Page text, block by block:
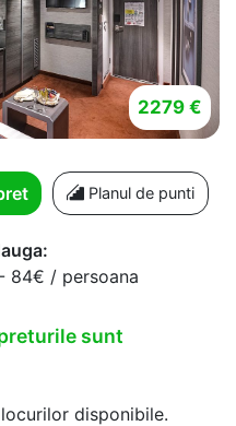
2279 €
Planul de punti
84€ / persoana
sunt
disponibile.